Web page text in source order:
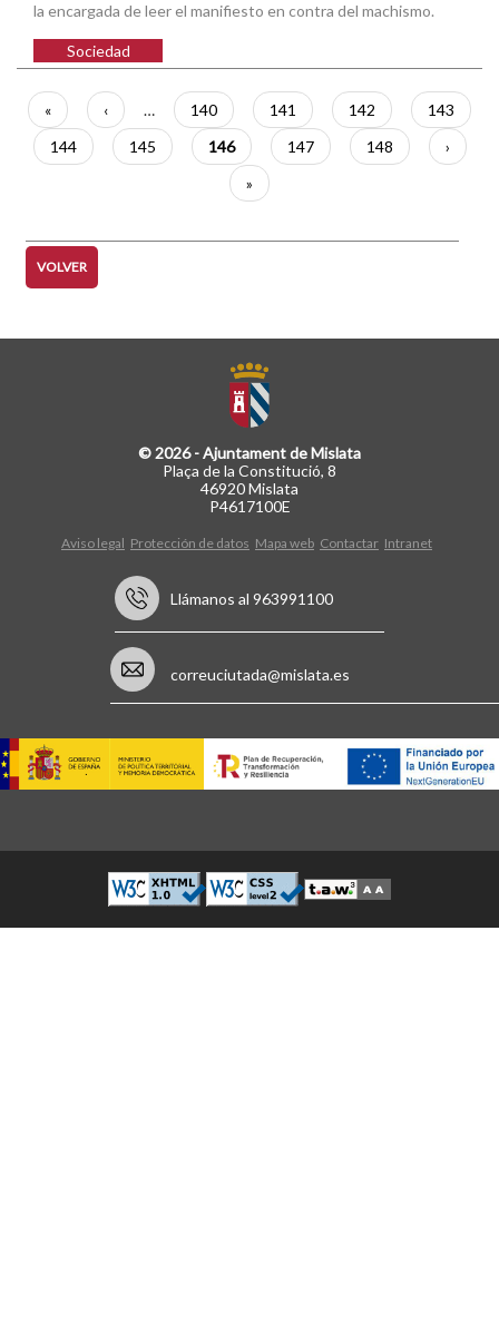
la encargada de leer el manifiesto en contra del machismo.
Sociedad
Paginación
Primera
página
«
Página
anterior
‹ … Página
140 Página
141 Página
142 Página
143
Página
144 Página
145
Página
actual
146 Página
147 Página
148
página
›
Última
página
»
VOLVER
© 2026 - Ajuntament de Mislata
Plaça de la Constitució, 8
46920 Mislata
P4617100E
Aviso legal Protección de datos Mapa web Contactar Intranet
Llámanos al 963991100
correuciutada@mislata.es